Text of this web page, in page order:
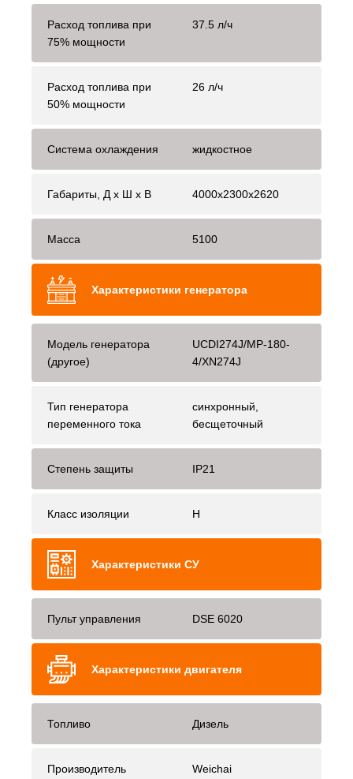
Расход топлива при
75% мощности
37.5 л/ч
Расход топлива при
50% мощности
26 л/ч
Система охлаждения жидкостное
Габариты, Д x Ш x В 4000x2300x2620
Масса 5100
Характеристики генератора
Модель генератора
(другое)
UCDI274J/MP-180-
4/XN274J
Тип генератора
переменного тока
синхронный,
бесщеточный
Степень защиты IP21
Класс изоляции H
Характеристики СУ
Пульт управления DSE 6020
Характеристики двигателя
Топливо Дизель
Производитель
Weichai